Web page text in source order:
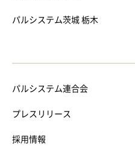
パルシステム茨城 栃木
パルシステム連合会
プレスリリース
採用情報